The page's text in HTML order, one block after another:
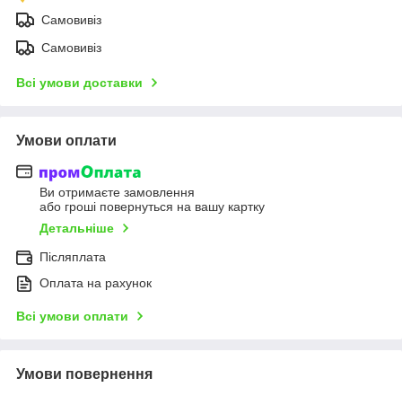
Самовивіз
Самовивіз
Всі умови доставки
Умови оплати
Ви отримаєте замовлення
або гроші повернуться на вашу картку
Детальніше
Післяплата
Оплата на рахунок
Всі умови оплати
Умови повернення